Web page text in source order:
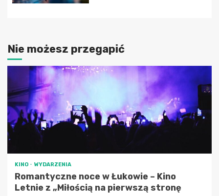
Nie możesz przegapić
KINO WYDARZENIA
Romantyczne noce w Łukowie – Kino
Letnie z „Miłością na pierwszą stronę